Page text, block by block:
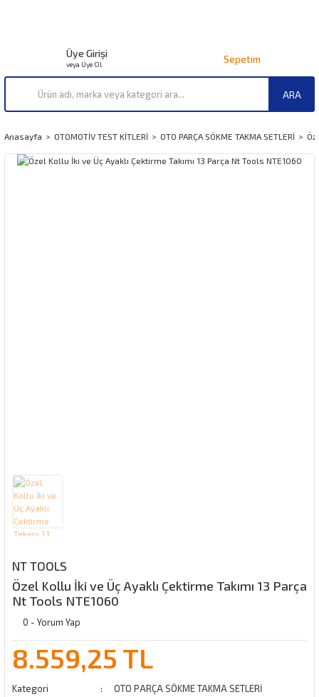
ARA
Üye Girişi
veya Üye Ol Sepetim
Anasayfa OTOMOTİV TEST KİTLERİ OTO PARÇA SÖKME TAKMA SETLERİ
NT TOOLS
Özel Kollu İki ve Üç Ayaklı Çektirme Takımı 13 Parça
Nt Tools NTE1060
0 - Yorum Yap
8.559,25 TL
Kategori
OTO PARÇA SÖKME TAKMA SETLERİ